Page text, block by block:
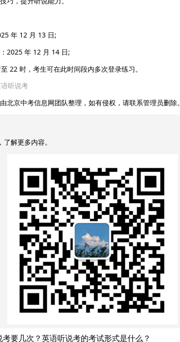
年 12 月 13 日;
2025 年 12 月 14 日;
时，考生可在此时间段内多次登录练习。
听说考
北京中考信息网团队整理，如有侵权，请联系管理员删除。
解更多内容。
要几次？英语听说考的考试形式是什么？